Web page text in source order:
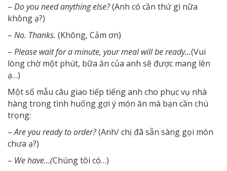
– Do you need anything else?(Anh có cần thứ gì nữa
không ạ?)
– No. Thanks. (Không, Cảm ơn)
– Please wait for a minute, your meal will be ready…(Vui
lòng chờ một phút, bữa ăn của anh sẽ được mang lên
ạ…)
Một số mẫu câu giao tiếp tiếng anh cho phục vụ nhà
hàng trong tình huống gợi ý món ăn mà bạn cần chú
trọng:
–Are you ready to order?(Anh/ chị đã sẵn sàng gọi món
chưa ạ?)
– We have…(Chúng tôi có…)